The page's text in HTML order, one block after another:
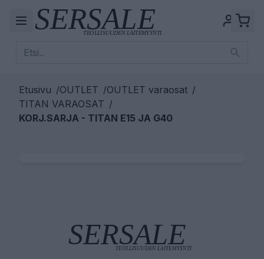
Etusivu /OUTLET /OUTLET varaosat /
TITAN VARAOSAT /
KORJ.SARJA - TITAN E15 JA G40